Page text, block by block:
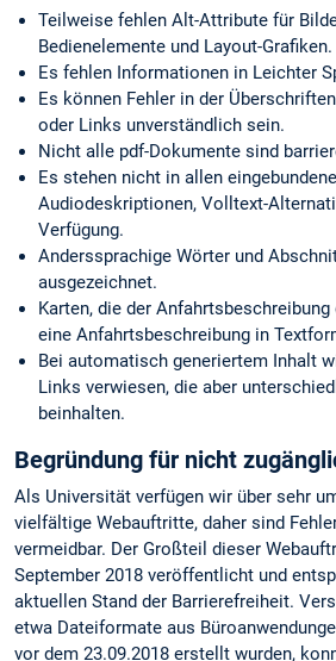
Teilweise fehlen Alt-Attribute für
Bedienelemente und Layout-Grafiken.
Es fehlen Informationen in Leichter
Es können Fehler in der
oder Links unverständlich sein.
Nicht alle pdf-Dokumente sind
Es stehen nicht in allen
Audiodeskriptionen, Volltext-
Verfügung.
Anderssprachige Wörter und
ausgezeichnet.
Karten, die der
eine Anfahrtsbeschreibung in
Bei automatisch generiertem Inhalt
Links verwiesen, die aber
beinhalten.
Begründung für nicht
Als Universität verfügen wir über sehr
vielfältige Webauftritte, daher sind
vermeidbar. Der Großteil dieser
September 2018 veröffentlicht und
aktuellen Stand der Barrierefreiheit.
etwa Dateiformate aus
vor dem 23.09.2018 erstellt wurden,